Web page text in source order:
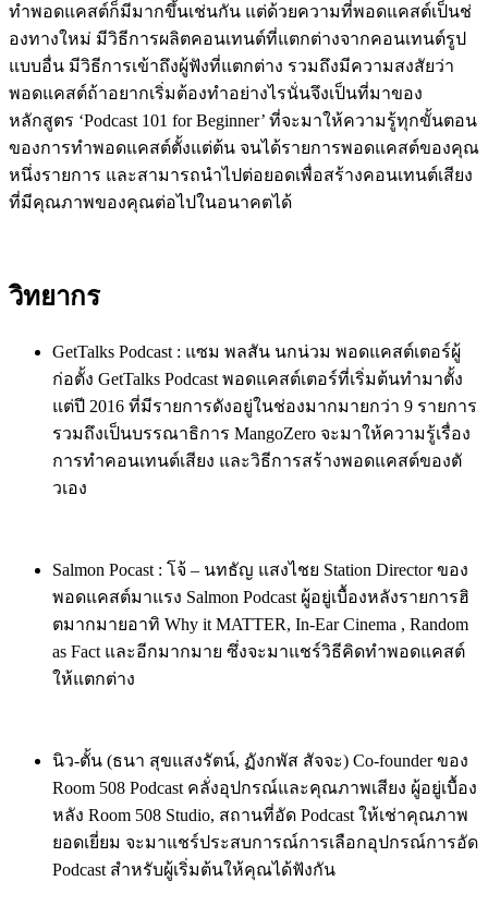
ทำพอดแคสต์ก็มีมากขึ้นเช่นกัน แต่ด้วยความที่พอดแคสต์เป็นช่
องทางใหม่ มีวิธีการผลิตคอนเทนต์ที่แตกต่างจากคอนเทนต์รูป
แบบอื่น มีวิธีการเข้าถึงผู้ฟังที่แตกต่าง รวมถึงมีความสงสัยว่า
พอดแคสต์ถ้าอยากเริ่มต้องทำอย่างไรนั่นจึงเป็นที่มาของ
หลักสูตร ‘Podcast 101 for Beginner’ ที่จะมาให้ความรู้ทุกขั้นตอน
ของการทำพอดแคสต์ตั้งแต่ต้น จนได้รายการพอดแคสต์ของคุณ
หนึ่งรายการ และสามารถนำไปต่อยอดเพื่อสร้างคอนเทนต์เสียง
ที่มีคุณภาพของคุณต่อไปในอนาคตได้
วิทยากร
GetTalks Podcast : แซม พลสัน นกน่วม พอดแคสต์เตอร์ผู้
ก่อตั้ง GetTalks Podcast พอดแคสต์เตอร์ที่เริ่มต้นทำมาตั้ง
แต่ปี 2016 ที่มีรายการดังอยู่ในช่องมากมายกว่า 9 รายการ
รวมถึงเป็นบรรณาธิการ MangoZero จะมาให้ความรู้เรื่อง
การทำคอนเทนต์เสียง และวิธีการสร้างพอดแคสต์ของตั
วเอง
Salmon Pocast : โจ้ – นทธัญ แสงไชย Station Director ของ
พอดแคสต์มาแรง Salmon Podcast ผู้อยู่เบื้องหลังรายการฮิ
ตมากมายอาทิ Why it MATTER, In-Ear Cinema , Random
as Fact และอีกมากมาย ซึ่งจะมาแชร์วิธีคิดทำพอดแคสต์
ให้แตกต่าง
นิว-ตั้น (ธนา สุขแสงรัตน์, ฏังกพัส สัจจะ) Co-founder ของ
Room 508 Podcast คลั่งอุปกรณ์และคุณภาพเสียง ผู้อยู่เบื้อง
หลัง Room 508 Studio, สถานที่อัด Podcast ให้เช่าคุณภาพ
ยอดเยี่ยม จะมาแชร์ประสบการณ์การเลือกอุปกรณ์การอัด
Podcast สำหรับผู้เริ่มต้นให้คุณได้ฟังกัน